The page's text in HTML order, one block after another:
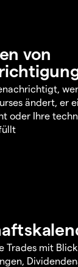
von
ändert, er
oder Ihre
Trades mit